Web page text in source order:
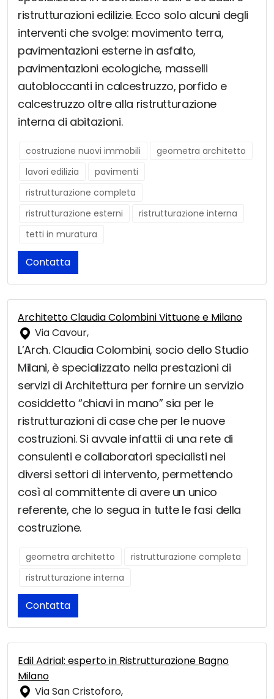
ristrutturazioni edilizie. Ecco solo alcuni degli
interventi che svolge: movimento terra,
pavimentazioni esterne in asfalto,
pavimentazioni ecologiche, masselli
autobloccanti in calcestruzzo, porfido e
calcestruzzo oltre alla ristrutturazione
interna di abitazioni.
costruzione nuovi immobili
geometra architetto
lavori edilizia
pavimenti
ristrutturazione completa
ristrutturazione esterni
ristrutturazione interna
tetti in muratura
Contatta
Architetto Claudia Colombini Vittuone e Milano
Via Cavour,
L’Arch. Claudia Colombini, socio dello Studio
Milani, è specializzato nella prestazioni di
servizi di Architettura per fornire un servizio
cosiddetto “chiavi in mano” sia per le
ristrutturazioni di case che per le nuove
costruzioni. Si avvale infattii di una rete di
consulenti e collaboratori specialisti nei
diversi settori di intervento, permettendo
così al committente di avere un unico
referente, che lo segua in tutte le fasi della
costruzione.
geometra architetto
ristrutturazione completa
ristrutturazione interna
Contatta
Edil Adrial: esperto in Ristrutturazione Bagno
Milano
Via San Cristoforo,